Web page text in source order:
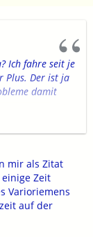
Ich fahre seit je
Plus. Der ist ja
damit
von einem
Ding rollt aus,
huckepack
runter und war
mir als Zitat
Zeit
Varioriemens
auf der